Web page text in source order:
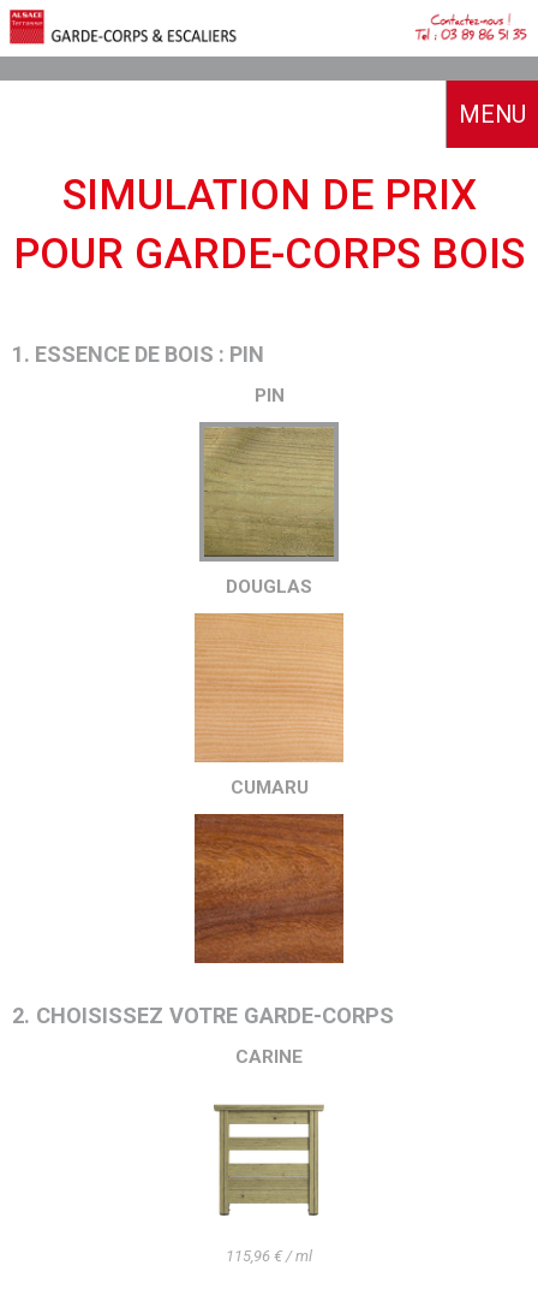
MENU
ACCUEIL
A PROPOS
SIMULATEUR & DEVIS
SIMULATION DE PRIX
POUR GARDE-CORPS BOIS
1. ESSENCE DE BOIS : PIN
PIN
DOUGLAS
CUMARU
2. CHOISISSEZ VOTRE GARDE-CORPS
CARINE
115,96 € / ml